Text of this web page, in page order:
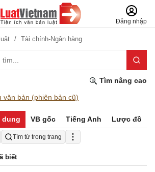
Đăng nhập
Tài chính-Ngân hàng
Tìm nâng cao
văn bản (phiên bản cũ)
dung VB gốc Tiếng Anh Lược đồ
Tìm từ trong trang
biết